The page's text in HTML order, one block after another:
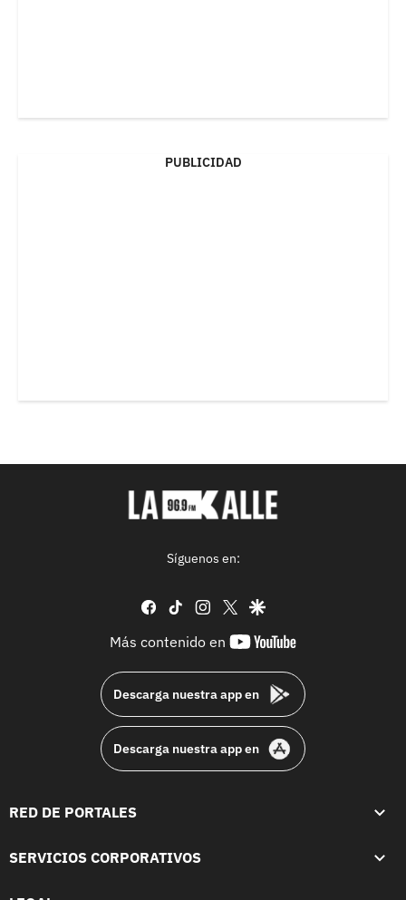
PUBLICIDAD
Síguenos en:
facebook
tiktok instagram
twittergoogle
Más contenido en
youtube-
Descarga nuestra app en
Descarga nuestra app en
RED DE PORTALES
SERVICIOS CORPORATIVOS